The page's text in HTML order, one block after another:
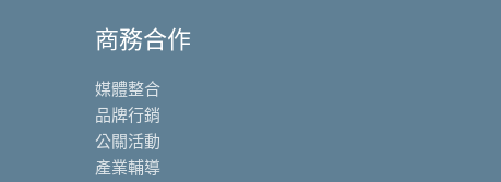
商務合作
媒體整合
品牌行銷
公關活動
產業輔導